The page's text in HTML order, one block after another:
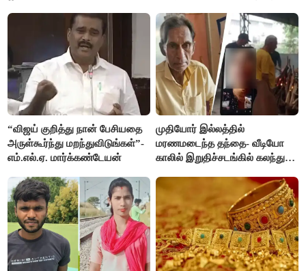
“விஜய் குறித்து நான் பேசியதை
அருள்கூர்ந்து மறந்துவிடுங்கள்”-
எம்.எல்.ஏ. மார்க்கண்டேயன்
முதியோர் இல்லத்தில்
மரணமடைந்த தந்தை- வீடியோ
காலில் இறுதிச்சடங்கில் கலந்து